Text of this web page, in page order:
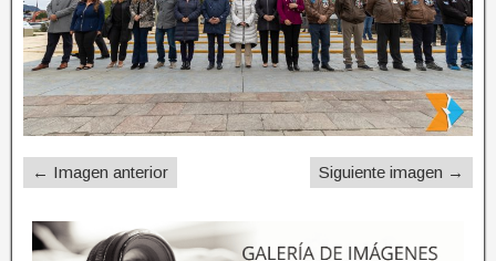
← Imagen anterior Siguiente imagen →